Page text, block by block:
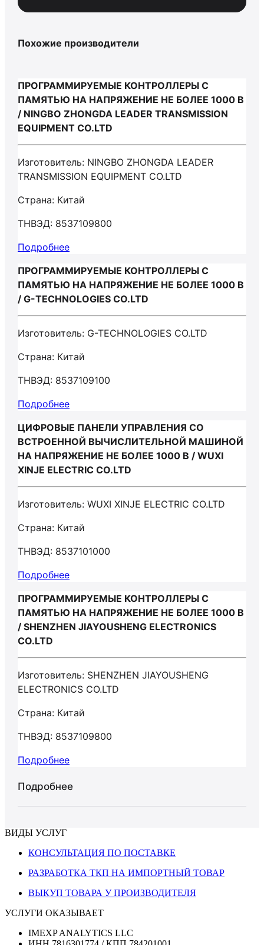
Похожие производители
ПРОГРАММИРУЕМЫЕ КОНТРОЛЛЕРЫ С
ПАМЯТЬЮ НА НАПРЯЖЕНИЕ НЕ БОЛЕЕ 1000 В
/ NINGBO ZHONGDA LEADER TRANSMISSION
EQUIPMENT CO.LTD
Изготовитель: NINGBO ZHONGDA LEADER
TRANSMISSION EQUIPMENT CO.LTD
Страна: Китай
ТНВЭД: 8537109800
Подробнее
ПРОГРАММИРУЕМЫЕ КОНТРОЛЛЕРЫ С
ПАМЯТЬЮ НА НАПРЯЖЕНИЕ НЕ БОЛЕЕ 1000 В
/ G-TECHNOLOGIES CO.LTD
Изготовитель: G-TECHNOLOGIES CO.LTD
Страна: Китай
ТНВЭД: 8537109100
Подробнее
ЦИФРОВЫЕ ПАНЕЛИ УПРАВЛЕНИЯ СО
ВСТРОЕННОЙ ВЫЧИСЛИТЕЛЬНОЙ МАШИНОЙ
НА НАПРЯЖЕНИЕ НЕ БОЛЕЕ 1000 В / WUXI
XINJE ELECTRIC CO.LTD
Изготовитель: WUXI XINJE ELECTRIC CO.LTD
Страна: Китай
ТНВЭД: 8537101000
Подробнее
ПРОГРАММИРУЕМЫЕ КОНТРОЛЛЕРЫ С
ПАМЯТЬЮ НА НАПРЯЖЕНИЕ НЕ БОЛЕЕ 1000 В
/ SHENZHEN JIAYOUSHENG ELECTRONICS
CO.LTD
Изготовитель: SHENZHEN JIAYOUSHENG
ELECTRONICS CO.LTD
Страна: Китай
ТНВЭД: 8537109800
Подробнее
Подробнее
ВИДЫ УСЛУГ
КОНСУЛЬТАЦИЯ ПО ПОСТАВКЕ
РАЗРАБОТКА ТКП НА ИМПОРТНЫЙ ТОВАР
ВЫКУП ТОВАРА У ПРОИЗВОДИТЕЛЯ
УСЛУГИ ОКАЗЫВАЕТ
IMEXP ANALYTICS LLC